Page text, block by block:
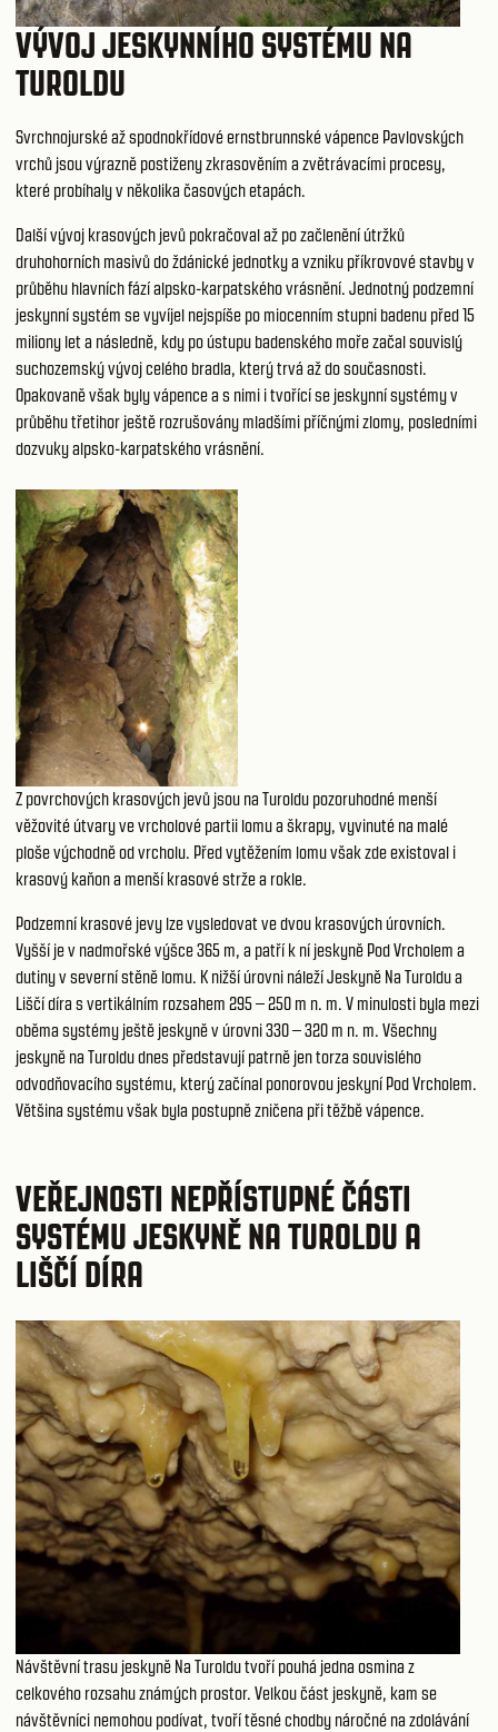
VÝVOJ JESKYNNÍHO SYSTÉMU NA
TUROLDU
Svrchnojurské až spodnokřídové ernstbrunnské vápence Pavlovských
vrchů jsou výrazně postiženy zkrasověním a zvětrávacími procesy,
které probíhaly v několika časových etapách.
Další vývoj krasových jevů pokračoval až po začlenění útržků
druhohorních masivů do ždánické jednotky a vzniku příkrovové stavby v
průběhu hlavních fází alpsko-karpatského vrásnění. Jednotný podzemní
jeskynní systém se vyvíjel nejspíše po miocenním stupni badenu před 15
miliony let a následně, kdy po ústupu badenského moře začal souvislý
suchozemský vývoj celého bradla, který trvá až do současnosti.
Opakovaně však byly vápence a s nimi i tvořící se jeskynní systémy v
průběhu třetihor ještě rozrušovány mladšími příčnými zlomy, posledními
dozvuky alpsko-karpatského vrásnění.
Z povrchových krasových jevů jsou na Turoldu pozoruhodné menší
věžovité útvary ve vrcholové partii lomu a škrapy, vyvinuté na malé
ploše východně od vrcholu. Před vytěžením lomu však zde existoval i
krasový kaňon a menší krasové strže a rokle.
Podzemní krasové jevy lze vysledovat ve dvou krasových úrovních.
Vyšší je v nadmořské výšce 365 m, a patří k ní jeskyně Pod Vrcholem a
dutiny v severní stěně lomu. K nižší úrovni náleží Jeskyně Na Turoldu a
Liščí díra s vertikálním rozsahem 295 – 250 m n. m. V minulosti byla mezi
oběma systémy ještě jeskyně v úrovni 330 – 320 m n. m. Všechny
jeskyně na Turoldu dnes představují patrně jen torza souvislého
odvodňovacího systému, který začínal ponorovou jeskyní Pod Vrcholem.
Většina systému však byla postupně zničena při těžbě vápence.
VEŘEJNOSTI NEPŘÍSTUPNÉ ČÁSTI
SYSTÉMU JESKYNĚ NA TUROLDU A
LIŠČÍ DÍRA
Návštěvní trasu jeskyně Na Turoldu tvoří pouhá jedna osmina z
celkového rozsahu známých prostor. Velkou část jeskyně, kam se
návštěvníci nemohou podívat, tvoří těsné chodby náročné na zdolávání